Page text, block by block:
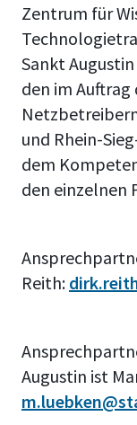
Zentrum für
Sankt
den im
und Rhein-
dem
den einzelnen
Reith:
Augustin ist